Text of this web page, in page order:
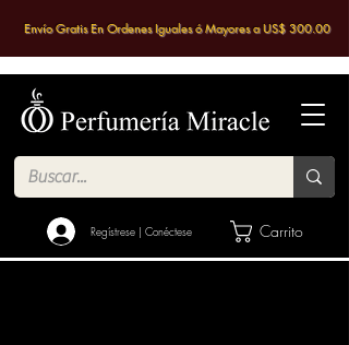
Regístrese | Conéctese Carrito
Envío Gratis En Ordenes Iguales ó Mayores a US$ 300.00